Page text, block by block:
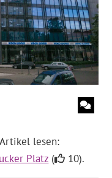
lesen:
Platz ( 10).